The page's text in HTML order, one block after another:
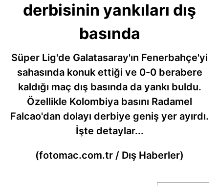
derbisinin yankıları dış
basında
Süper Lig'de Galatasaray'ın Fenerbahçe'yi
sahasında konuk ettiği ve 0-0 berabere
kaldığı maç dış basında da yankı buldu.
Özellikle Kolombiya basını Radamel
Falcao'dan dolayı derbiye geniş yer ayırdı.
İşte detaylar...
(fotomac.com.tr / Dış Haberler)